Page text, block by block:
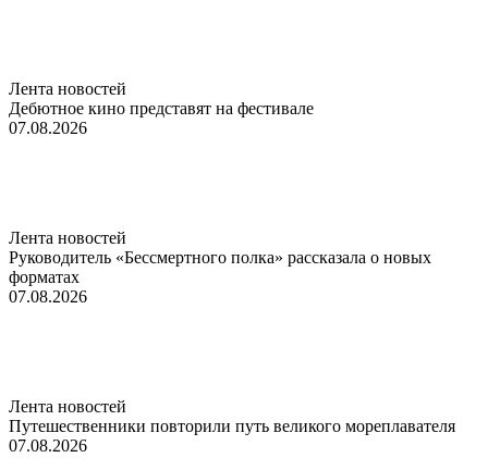
Лента новостей
Дебютное кино представят на фестивале
07.08.2026
Лента новостей
Руководитель «Бессмертного полка» рассказала о новых
форматах
07.08.2026
Лента новостей
Путешественники повторили путь великого мореплавателя
07.08.2026